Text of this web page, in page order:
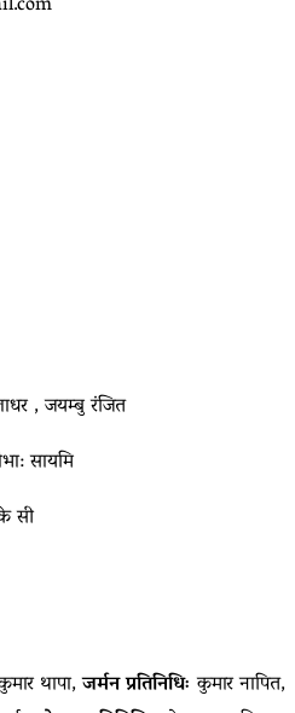
, जयम्बु रंजित
सायमि
सी
थापा,जर्मन प्रतिनिधिः कुमार नापित,